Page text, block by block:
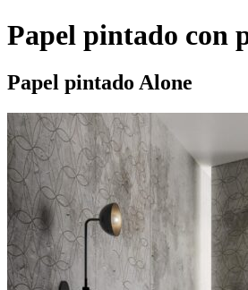
Papel pintado con
Papel pintado Alone